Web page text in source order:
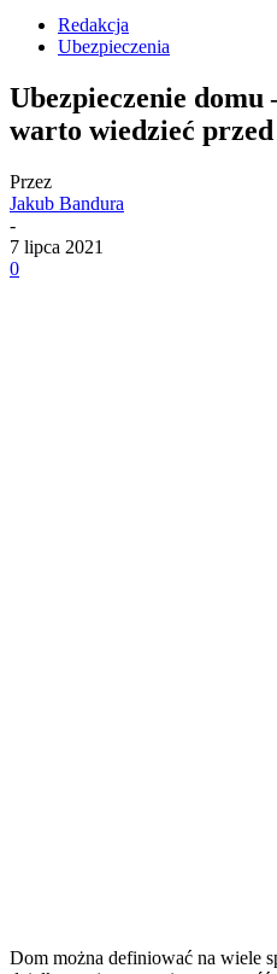
Redakcja
Ubezpieczenia
Ubezpieczenie domu
warto wiedzieć
Przez
Jakub Bandura
-
7 lipca 2021
0
Dom można definiować na wiele